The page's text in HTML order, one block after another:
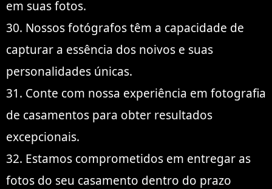
em suas fotos.
30. Nossos fotógrafos têm a capacidade de
capturar a essência dos noivos e suas
personalidades únicas.
31. Conte com nossa experiência em fotografia
de casamentos para obter resultados
excepcionais.
32. Estamos comprometidos em entregar as
fotos do seu casamento dentro do prazo